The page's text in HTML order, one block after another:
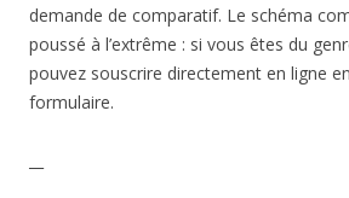
demande de comparatif. Le schéma
poussé à l’extrême : si vous êtes du
pouvez souscrire directement en ligne
formulaire.